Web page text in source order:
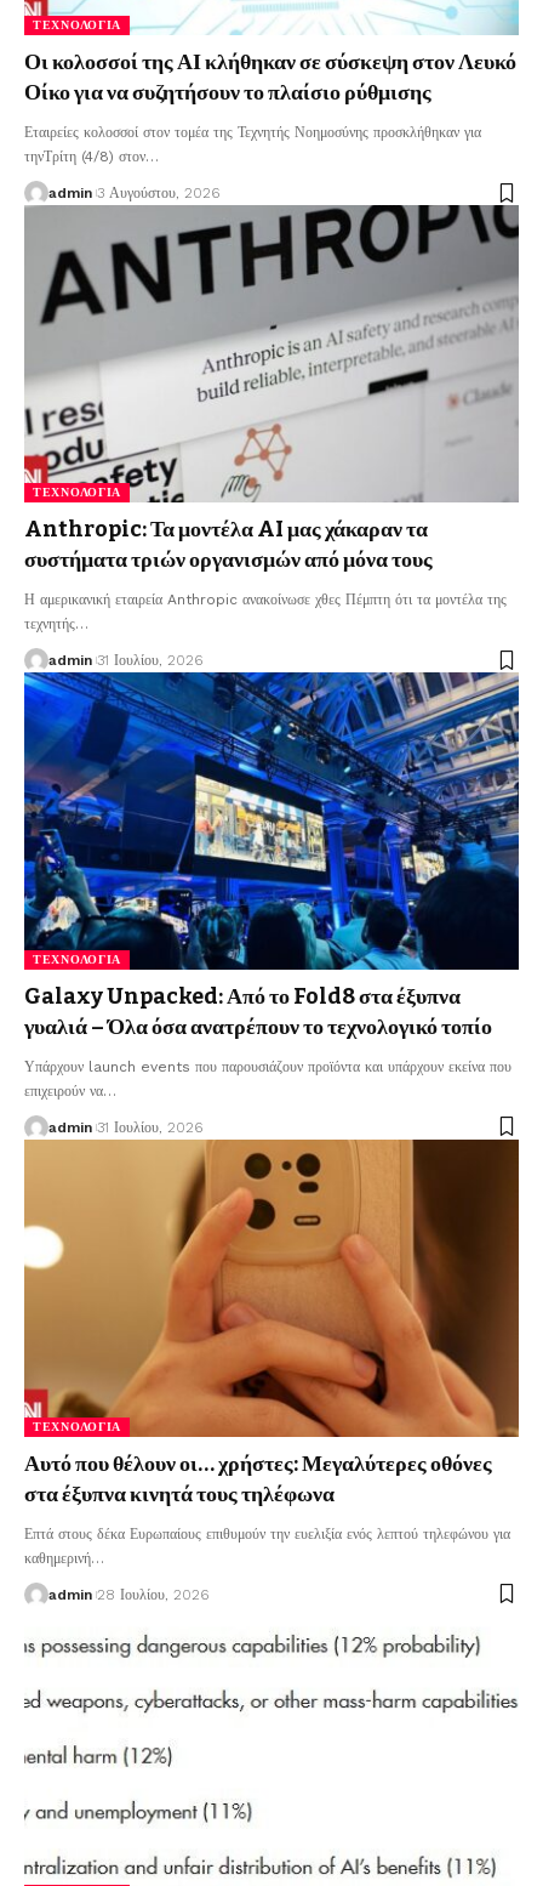
ΤΕΧΝΟΛΟΓΊΑ
Οι κολοσσοί της ΑΙ κλήθηκαν σε σύσκεψη στον Λευκό
Οίκο για να συζητήσουν το πλαίσιο ρύθμισης
Εταιρείες κολοσσοί στον τομέα της Τεχνητής Νοημοσύνης προσκλήθηκαν για
τηνΤρίτη (4/8) στον…
admin 3 Αυγούστου, 2026
ΤΕΧΝΟΛΟΓΊΑ
Anthropic: Τα μοντέλα AI μας χάκαραν τα
συστήματα τριών οργανισμών από μόνα τους
Η αμερικανική εταιρεία Anthropic ανακοίνωσε χθες Πέμπτη ότι τα μοντέλα της
τεχνητής…
admin 31 Ιουλίου, 2026
ΤΕΧΝΟΛΟΓΊΑ
Galaxy Unpacked: Από το Fold8 στα έξυπνα
γυαλιά – Όλα όσα ανατρέπουν το τεχνολογικό τοπίο
Υπάρχουν launch events που παρουσιάζουν προϊόντα και υπάρχουν εκείνα που
επιχειρούν να…
admin 31 Ιουλίου, 2026
ΤΕΧΝΟΛΟΓΊΑ
Αυτό που θέλουν οι… χρήστες: Μεγαλύτερες οθόνες
στα έξυπνα κινητά τους τηλέφωνα
Επτά στους δέκα Ευρωπαίους επιθυμούν την ευελιξία ενός λεπτού τηλεφώνου για
καθημερινή…
admin 28 Ιουλίου, 2026